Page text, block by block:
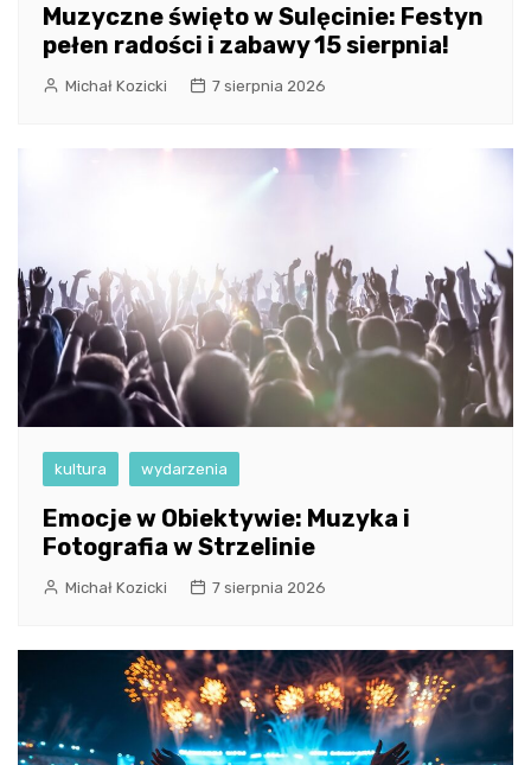
Muzyczne święto w Sulęcinie: Festyn
pełen radości i zabawy 15 sierpnia!
Michał Kozicki 7 sierpnia 2026
kultura wydarzenia
Emocje w Obiektywie: Muzyka i
Fotografia w Strzelinie
Michał Kozicki 7 sierpnia 2026